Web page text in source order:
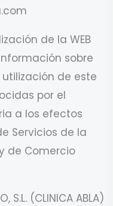
de la WEB
sobre
de este
por el
a los efectos
Servicios de la
de Comercio
S.L. (CLINICA ABLA)